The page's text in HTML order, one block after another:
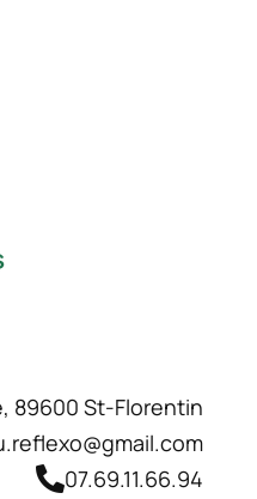
89600 St-Florentin
07.69.11.66.94
